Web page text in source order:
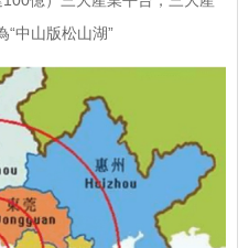
“中山版松山湖”